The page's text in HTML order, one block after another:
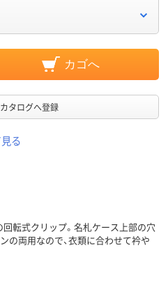
カゴへ
タログへ登録
る
転式クリップ。名札ケース上部の穴
の両用なので、衣類に合わせて衿や